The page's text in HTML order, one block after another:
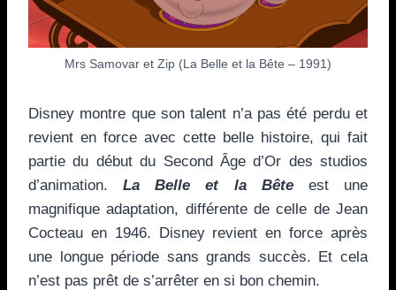
Mrs Samovar et Zip (La Belle et la Bête – 1991)
Disney montre que son talent n’a pas été perdu et
revient en force avec cette belle histoire, qui fait
partie du début du Second Âge d’Or des studios
d’animation.La Belle et la Bêteest une
magnifique adaptation, différente de celle de Jean
Cocteau en 1946. Disney revient en force après
une longue période sans grands succès. Et cela
n’est pas prêt de s’arrêter en si bon chemin.